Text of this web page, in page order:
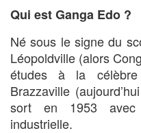
Qui est Ganga Edo ?
Né sous le signe du
Léopoldville (alors
études à la célèbre
Brazzaville
sort en 1953
industrielle.